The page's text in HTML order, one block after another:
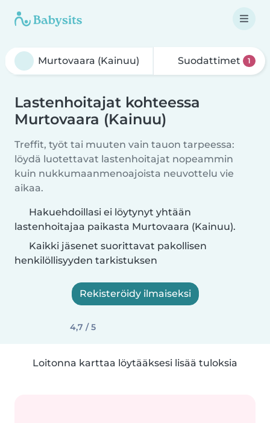
Suodattimet 1
Lastenhoitajat kohteessa
Murtovaara (Kainuu)
Treffit, työt tai muuten vain tauon tarpeessa:
löydä luotettavat lastenhoitajat nopeammin
kuin nukkumaanmenoajoista neuvottelu vie
aikaa.
Hakuehdoillasi ei löytynyt yhtään
lastenhoitajaa paikasta Murtovaara (Kainuu).
Kaikki jäsenet suorittavat pakollisen
henkilöllisyyden tarkistuksen
Rekisteröidy ilmaiseksi
4,7 / 5
Loitonna karttaa löytääksesi lisää tuloksia